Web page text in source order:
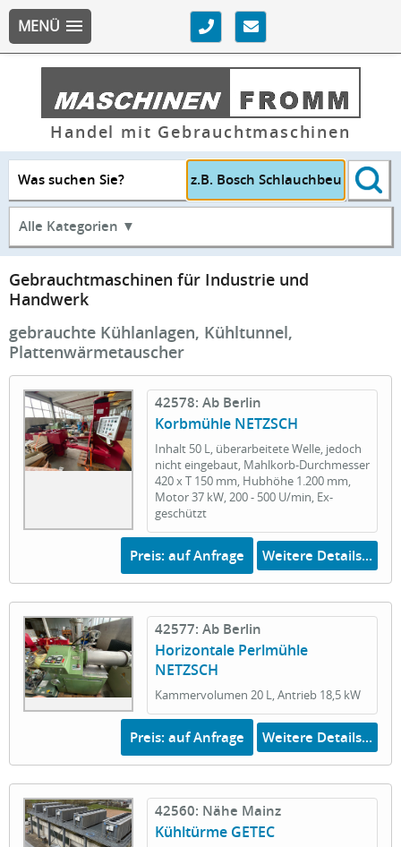
MENÜ
Handel mit Gebrauchtmaschinen
Was suchen Sie?
Alle Kategorien ▼
Gebrauchtmaschinen für Industrie und
Handwerk
gebrauchte Kühlanlagen, Kühltunnel,
Plattenwärmetauscher
42578: Ab Berlin
Korbmühle NETZSCH
Inhalt 50 L, überarbeitete Welle, jedoch
nicht eingebaut, Mahlkorb-Durchmesser
420 x T 150 mm, Hubhöhe 1.200 mm,
Motor 37 kW, 200 - 500 U/min, Ex-
geschützt
Preis: auf Anfrage Weitere Details...
42577: Ab Berlin
Horizontale Perlmühle
NETZSCH
Kammervolumen 20 L, Antrieb 18,5 kW
Preis: auf Anfrage Weitere Details...
42560: Nähe Mainz
Kühltürme GETEC